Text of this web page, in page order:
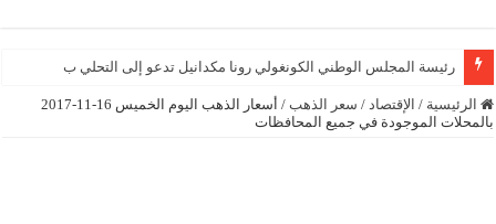
رئيسة المجلس الوطني الكونغولي رونا مكدانيل تدعو إلى التحلي بالصبر حتى يمكن
الرئيسية / الإقتصاد / سعر الذهب /
أسعار الذهب اليوم الخميس 16-11-2017
بالمحلات الموجودة في جميع المحافظات